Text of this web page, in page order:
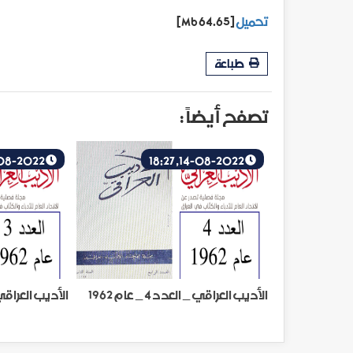
تحميل[64.65 Mb]
طباعة
تصفح أيضاً :
الأديب العراقي _ العدد 4 _ عام 1962
14-08-2022, 18:15
الأديب العراقي _